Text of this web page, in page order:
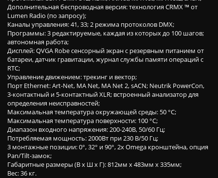
Дополнительная беспроводная версия: технология CRMX ™ от
Lumen Radio (по запросу);
Каналы управления: 41, 33; 2 режима протоколов DMX;
Программы: 3 редактируемые, каждая из которых до 100 шагов;
автономная работа;
Дисплей: QVGA Robe сенсорный экран с резервным питанием от
батареи, датчик гравитации, журнал службы памяти операций с
RTC;
Управление движением: трекинг и вектор;
Порт Ethernet: Art-Net, MA Net, MA Net 2, sACN; Neutrik PowerCon,
3-контактный и 5-контактный XLR; встроенный анализатор для
определения неисправностей;
Максимальная температура окружающей среды: 50 °C;
Максимальная температура поверхности: 100 °C;
Диапазон входного напряжения: 200-240В, 50/60 Гц;
Потребляемая мощность: 2000Вт при 230 В/50 Гц;
3 монтажные позиции: 0°, 32° и 90°, 2x Omega кронштейна, опция
Pan/Tilt-замок;
Габаритные размеры (В х Ш х Г): 812мм х 483мм х 335мм;
Вес: 36 кг.